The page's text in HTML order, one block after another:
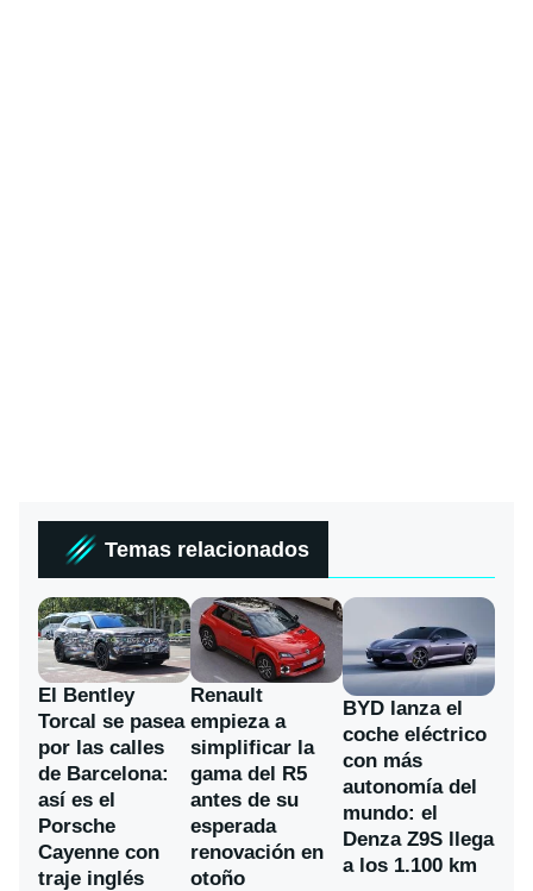
Temas relacionados
El Bentley
Torcal se pasea
por las calles
de Barcelona:
así es el
Porsche
Cayenne con
traje inglés
Renault
empieza a
simplificar la
gama del R5
antes de su
esperada
renovación en
otoño
BYD lanza el
coche eléctrico
con más
autonomía del
mundo: el
Denza Z9S llega
a los 1.100 km